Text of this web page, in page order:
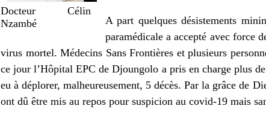
Docteur Célin
Nzambé
A part quelques désistements
paramédicale a accepté avec force
virus mortel. Médecins Sans Frontières et plusieurs
ce jour l’Hôpital EPC de Djoungolo a pris en charge plus
eu à déplorer, malheureusement, 5 décès. Par la grâce de
ont dû être mis au repos pour suspicion au covid-19 mais